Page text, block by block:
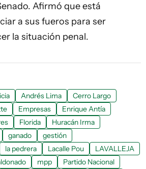
Afirmó que está
a sus fueros para ser
la situación penal.
Andrés Lima
Cerro Largo
Empresas
Enrique Antía
Florida
Huracán Irma
ganado
gestión
la pedrera Lacalle Pou
LAVALLEJA
mpp
Partido Nacional